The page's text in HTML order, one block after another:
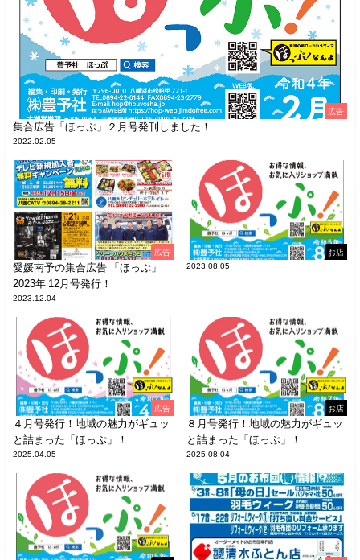
広告
集合広告「ほっぷ」２月号発刊しました！
2022.02.05
広告
愛媛南予の集合広告 「ほっぷ」
2023年 12月号発行！
2023.12.04
お店
2023.08.05
広告
４月号発行！地域の魅力がギュッ
と詰まった「ほっぷ」！
2025.04.05
お店
８月号発行！地域の魅力がギュッ
と詰まった「ほっぷ」！
2025.08.04